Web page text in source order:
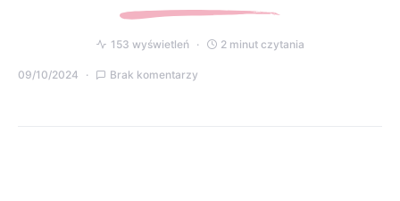
153 wyświetleń 2 minut czytania
09/10/2024 Brak komentarzy